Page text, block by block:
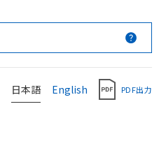
日本語 English PDF出力